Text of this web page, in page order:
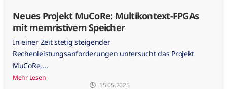
Neues Projekt MuCoRe: Multikontext-FPGAs
mit memristivem Speicher
In einer Zeit stetig steigender
Rechenleistungsanforderungen untersucht das Projekt
MuCoRe,...
Mehr Lesen
15.05.2025